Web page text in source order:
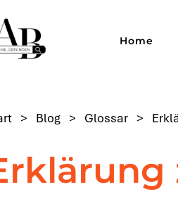
Home
> Blog > Glossar >